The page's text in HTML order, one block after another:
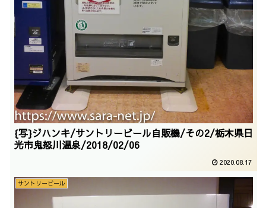
{写}ジハンキ/サントリービール自販機/その2/栃木県日
光市鬼怒川温泉/2018/02/06
2020.08.17
サントリービール